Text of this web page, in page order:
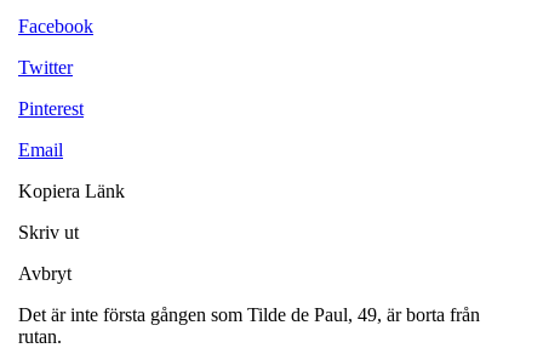
Facebook
Twitter
Pinterest
Email
Kopiera Länk
Skriv ut
Avbryt
Det är inte första gången som Tilde de Paul, 49, är borta från
rutan.